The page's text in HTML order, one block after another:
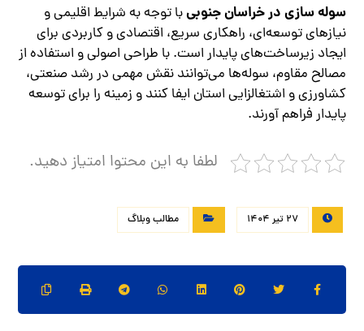
سوله سازی در خراسان جنوبیبا توجه به شرایط اقلیمی و
نیازهای توسعه‌ای، راهکاری سریع، اقتصادی و کاربردی برای
ایجاد زیرساخت‌های پایدار است. با طراحی اصولی و استفاده از
مصالح مقاوم، سوله‌ها می‌توانند نقش مهمی در رشد صنعتی،
کشاورزی و اشتغالزایی استان ایفا کنند و زمینه را برای توسعه
پایدار فراهم آورند.
لطفا به این محتوا امتیاز دهید.
27 تیر 1404 مطالب وبلاگ